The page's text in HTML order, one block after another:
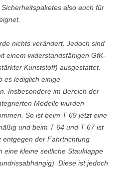
also auch für
nichts verändert. Jedoch sind
einem widerstandsfähigen GfK-
Kunststoff) ausgestattet.
es lediglich einige
Insbesondere im Bereich der
Modelle wurden
So ist beim T 69 jetzt eine
und beim T 64 und T 67 ist
entgegen der Fahrtrichtung
eine kleine seitliche Stauklappe
Diese ist jedoch